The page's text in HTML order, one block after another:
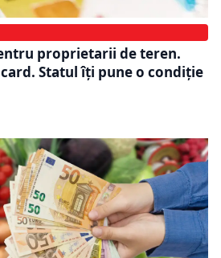
proprietarii de teren.
Statul îți pune o condiție